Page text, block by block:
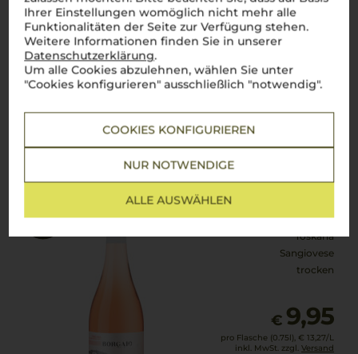
Ihrer Einstellungen womöglich nicht mehr alle
Funktionalitäten der Seite zur Verfügung stehen.
Weitere Informationen finden Sie in unserer
Datenschutzerklärung.
Um alle Cookies abzulehnen, wählen Sie unter
"Cookies konfigurieren" ausschließlich "notwendig".
COOKIES KONFIGURIEREN
NUR NOTWENDIGE
ALLE AUSWÄHLEN
€
pro Flasche (0.75l), € 17,20
inkl. MwSt. zzgl.
2024
Toskana
Sangiovese
trocken
€ 9,95
pro Flasche (0.75l), € 13,27/L
inkl. MwSt. zzgl. Versand